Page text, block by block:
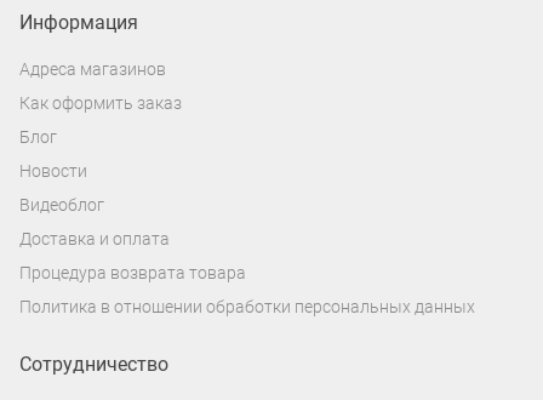
Информация
Адреса магазинов
Как оформить заказ
Блог
Новости
Видеоблог
Доставка и оплата
Процедура возврата товара
Политика в отношении обработки персональных данных
Сотрудничество